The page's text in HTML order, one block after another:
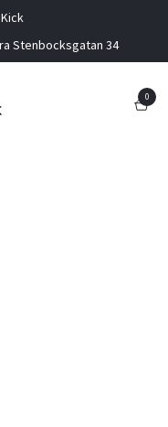
Stenbocksgatan 34
0